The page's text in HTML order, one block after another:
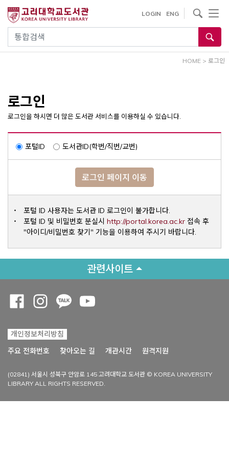
건
통합검색
LOGIN ENG
사이트내 검색
HOME > 로그인
로그인
로그인을 하시면 더 많은 도서관 서비스를 이용하실 수 있습니다.
포털ID 도서관ID(학번/직번/교번)
로그인 페이지 이동
포털 ID 사용자는 도서관 ID 로그인이 불가합니다.
포털 ID 및 비밀번호 분실시 http://portal.korea.ac.krOpens a
접속 후
"아이디/비밀번호 찾기" 기능을 이용하여 주시기 바랍니다.
관련사이트
개인정보처리방침
주요 전화번호
찾아오는 길 개관시간 원격지원
(02841) 서울시 성북구 안암로 145 고려대학교 도서관 © KOREA UNIVERSITY
LIBRARY ALL RIGHTS RESERVED.
Opens a new window
Opens a new window
Opens a new window